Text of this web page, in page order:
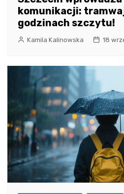
komunikacji:
godzinach szczytu!
Kamila Kalinowska 18